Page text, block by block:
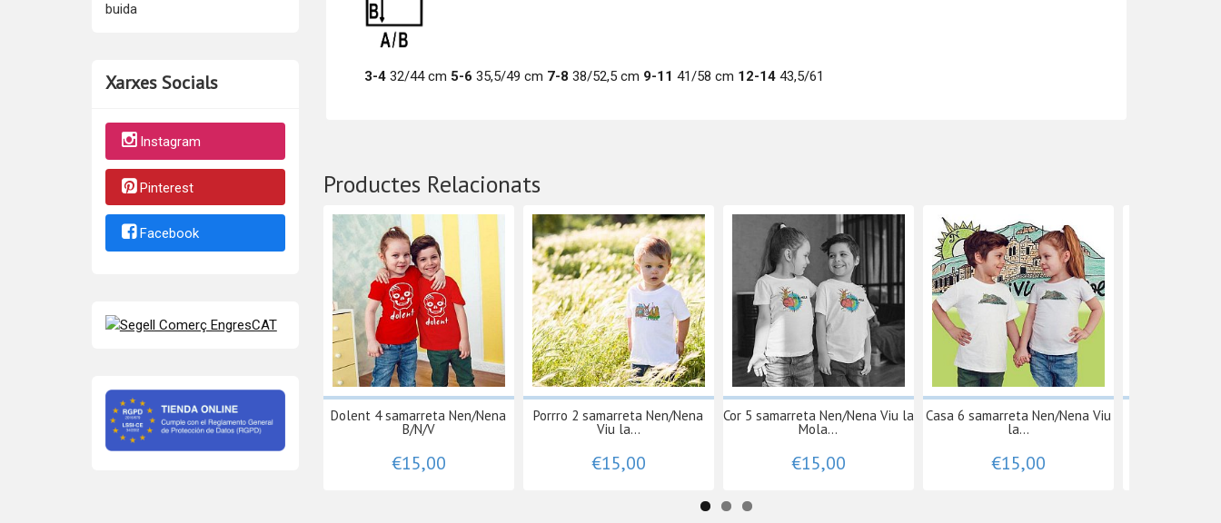
buida
Xarxes Socials
Instagram
Pinterest
Facebook
3-432/44 cm 5-6 35,5/49 cm 7-838/52,5 cm 9-11 41/58 cm 12-14 43,5/61
Productes Relacionats
Dolent 4 samarreta Nen/Nena
B/N/V
€15,00
Porrro 2 samarreta Nen/Nena
Viu la...
€15,00
Cor 5 samarreta Nen/Nena Viu la
Mola...
€15,00
Casa 6 samarreta Nen/Nena Viu
la...
€15,00